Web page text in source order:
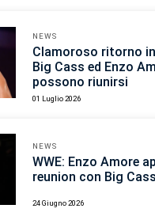
NEWS
Clamoroso ritorno in
Big Cass ed Enzo
possono riunirsi
01 Luglio 2026
NEWS
WWE: Enzo Amore
reunion con Big Cass
24 Giugno 2026